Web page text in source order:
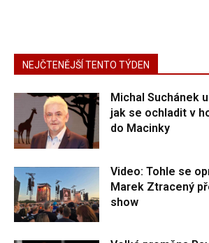
NEJČTENĚJŠÍ TENTO TÝDEN
Michal Suchánek
jak se ochladit v
do Macinky
Video: Tohle se
Marek Ztracený
show